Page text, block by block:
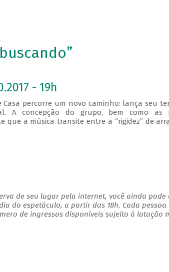
- 19h
Casa percorre um novo caminho: lança seu
A concepção do grupo, bem como as
a música transite entre a “rigidez” de
de seu lugar pela internet, você ainda
do espetáculo, a partir das 18h. Cada
de ingressos disponíveis sujeito à lotação